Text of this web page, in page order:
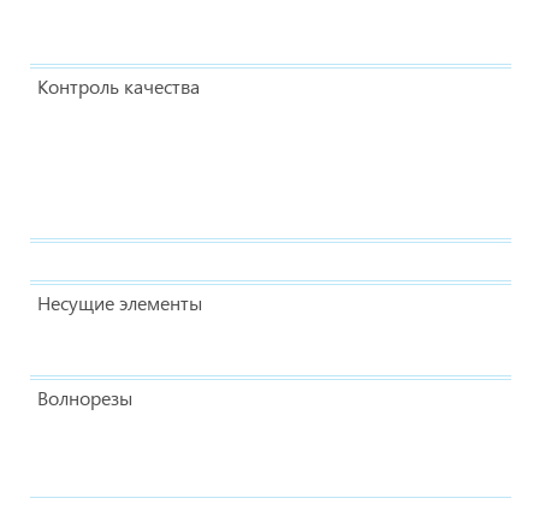
Контроль качества
Несущие элементы
Волнорезы